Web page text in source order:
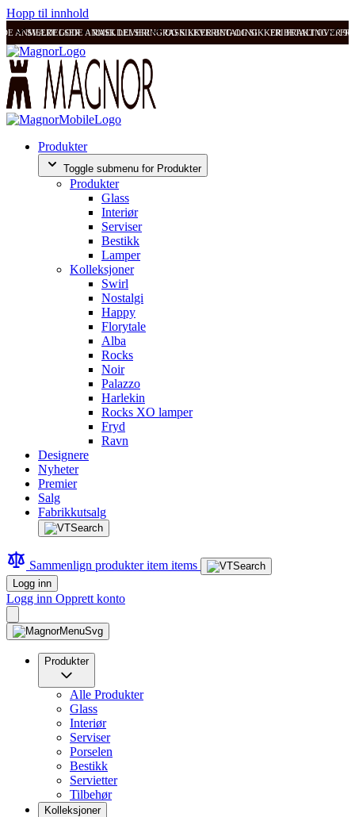
Hopp til innhold
ANMELDELSER RASK LEVERING OG SIKKER BETALING FRI FRAKT OVER
SVÆRT GODE ANMELDELSER RASK LEVERING OG SIKKER BETALING
Produkter
Toggle submenu for Produkter
Produkter
Glass
Interiør
Serviser
Bestikk
Lamper
Kolleksjoner
Swirl
Nostalgi
Happy
Florytale
Alba
Rocks
Noir
Palazzo
Harlekin
Rocks XO lamper
Fryd
Ravn
Designere
Nyheter
Premier
Salg
Fabrikkutsalg
Sammenlign produkteritem items
Logg inn
Logg inn Opprett konto
Produkter
Alle Produkter
Glass
Interiør
Serviser
Porselen
Bestikk
Servietter
Tilbehør
Kolleksjoner